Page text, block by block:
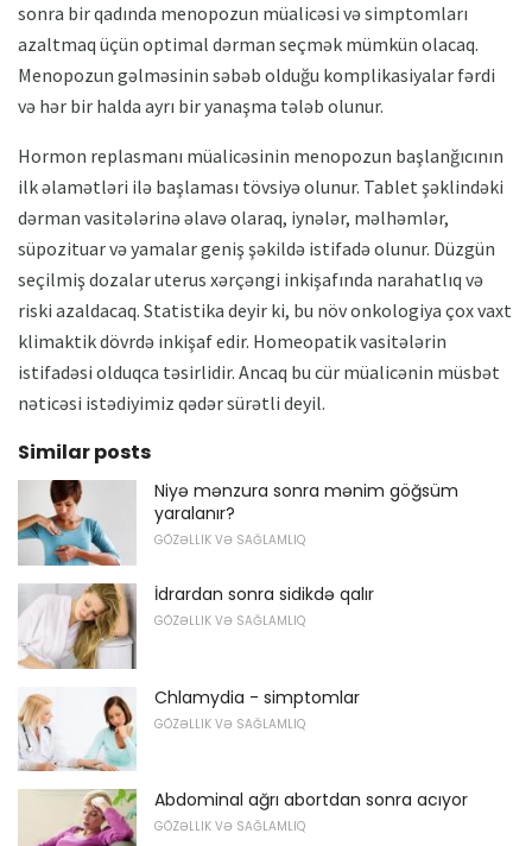
sonra bir qadında menopozun müalicəsi və simptomları
azaltmaq üçün optimal dərman seçmək mümkün olacaq.
Menopozun gəlməsinin səbəb olduğu komplikasiyalar fərdi
və hər bir halda ayrı bir yanaşma tələb olunur.
Hormon replasmanı müalicəsinin menopozun başlanğıcının
ilk əlamətləri ilə başlaması tövsiyə olunur. Tablet şəklindəki
dərman vasitələrinə əlavə olaraq, iynələr, məlhəmlər,
süpozituar və yamalar geniş şəkildə istifadə olunur. Düzgün
seçilmiş dozalar uterus xərçəngi inkişafında narahatlıq və
riski azaldacaq. Statistika deyir ki, bu növ onkologiya çox vaxt
klimaktik dövrdə inkişaf edir. Homeopatik vasitələrin
istifadəsi olduqca təsirlidir. Ancaq bu cür müalicənin müsbət
nəticəsi istədiyimiz qədər sürətli deyil.
Similar posts
Niyə mənzura sonra mənim göğsüm
yaralanır?
GÖZƏLLIK VƏ SAĞLAMLIQ
İdrardan sonra sidikdə qalır
GÖZƏLLIK VƏ SAĞLAMLIQ
Chlamydia - simptomlar
GÖZƏLLIK VƏ SAĞLAMLIQ
Abdominal ağrı abortdan sonra acıyor
GÖZƏLLIK VƏ SAĞLAMLIQ